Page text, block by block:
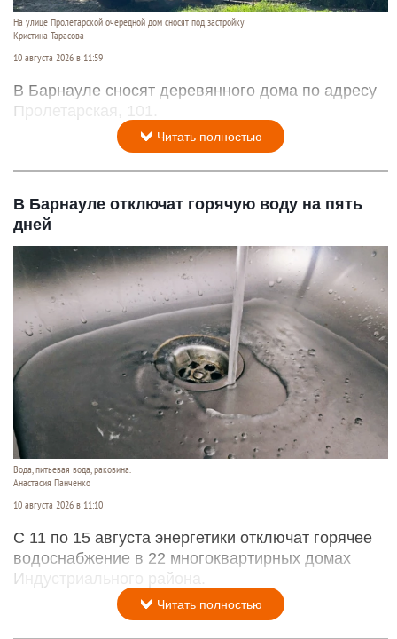
На улице Пролетарской очередной дом сносят под застройку
Кристина Тарасова
10 августа 2026 в 11:59
В Барнауле сносят деревянного дома по адресу
Пролетарская, 101.
Читать полностью
В Барнауле отключат горячую воду на пять
дней
Вода, питьевая вода, раковина.
Анастасия Панченко
10 августа 2026 в 11:10
С 11 по 15 августа энергетики отключат горячее
водоснабжение в 22 многоквартирных домах
Индустриального района.
Читать полностью